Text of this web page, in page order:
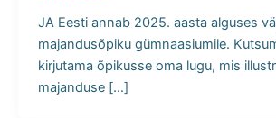
JA Eesti annab 2025. aasta alguses
majandusõpiku gümnaasiumile.
kirjutama õpikusse oma lugu, mis
majanduse […]